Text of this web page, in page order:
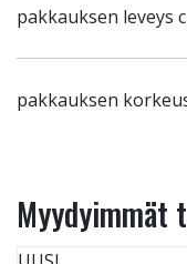
pakkauksen leveys
pakkauksen
Myydyimmät